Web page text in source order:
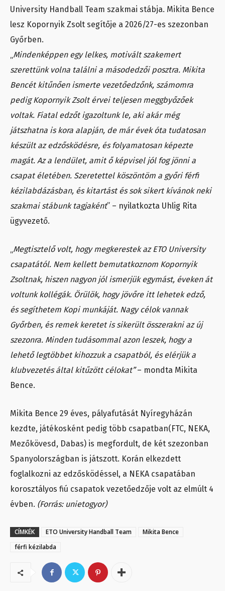
University Handball Team szakmai stábja. Mikita Bence
lesz Kopornyik Zsolt segítője a 2026/27-es szezonban
Győrben.
„Mindenképpen egy lelkes, motivált szakemert
szerettünk volna találni a másodedzői posztra. Mikita
Bencét kitűnően ismerte vezetőedzőnk, számomra
pedig Kopornyik Zsolt érvei teljesen meggbyőzőek
voltak. Fiatal edzőt igazoltunk le, aki akár még
játszhatna is kora alapján, de már évek óta tudatosan
készült az edzősködésre, és folyamatosan képezte
magát. Az a lendület, amit ő képvisel jól fog jönni a
csapat életében. Szeretettel köszöntöm a győri férfi
kézilabdázásban, és kitartást és sok sikert kívánok neki
szakmai stábunk tagjaként” – nyilatkozta Uhlig Rita
ügyvezető.
„Megtisztelő volt, hogy megkerestek az ETO University
csapatától. Nem kellett bemutatkoznom Kopornyik
Zsoltnak, hiszen nagyon jól ismerjük egymást, éveken át
voltunk kollégák. Örülök, hogy jövőre itt lehetek edző,
és segíthetem Kopi munkáját. Nagy célok vannak
Győrben, és remek keretet is sikerült összerakni az új
szezonra. Minden tudásommal azon leszek, hogy a
lehető legtöbbet kihozzuk a csapatból, és elérjük a
klubvezetés által kitűzött célokat”– mondta Mikita
Bence.
Mikita Bence 29 éves, pályafutását Nyíregyházán
kezdte, játékosként pedig több csapatban(FTC, NEKA,
Mezőkövesd, Dabas) is megfordult, de két szezonban
Spanyolországban is játszott. Korán elkezdett
foglalkozni az edzősködéssel, a NEKA csapatában
korosztályos fiú csapatok vezetőedzője volt az elmúlt 4
évben. (Forrás: unietogyor)
CÍMKÉK ETO University Handball Team
Mikita Bence
férfi kézilabda